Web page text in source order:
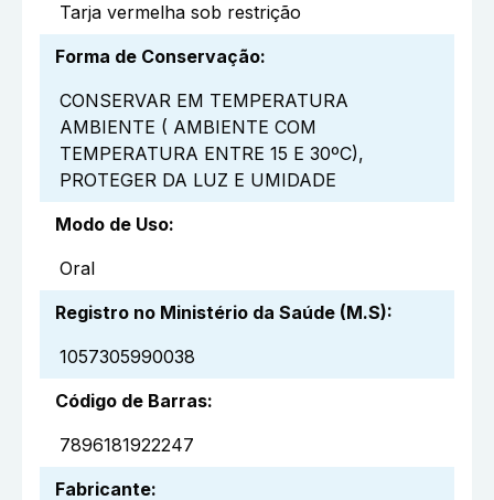
Tarja vermelha sob restrição
Forma de Conservação:
CONSERVAR EM TEMPERATURA
AMBIENTE ( AMBIENTE COM
TEMPERATURA ENTRE 15 E 30ºC),
PROTEGER DA LUZ E UMIDADE
Modo de Uso:
Oral
Registro no Ministério da Saúde (M.S):
1057305990038
Código de Barras:
7896181922247
Fabricante: